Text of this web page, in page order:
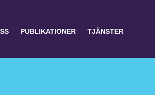
PUBLIKATIONER TJÄNSTER